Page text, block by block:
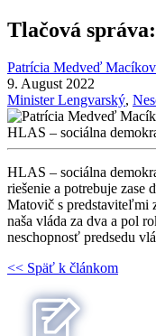
Tlačová
Patrícia Medveď
9. August 2022
Minister Lengvarský,
HLAS – sociálna
HLAS – sociálna
riešenie a potrebuje
Matovič s predstaviteľmi
naša vláda za dva a pol
neschopnosť predsedu
<< Späť k článkom
Patrícia Medveď Macíková